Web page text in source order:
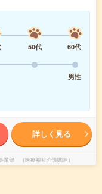
50代
60代
男性
詳しく見る
部 （医療福祉介護関連）